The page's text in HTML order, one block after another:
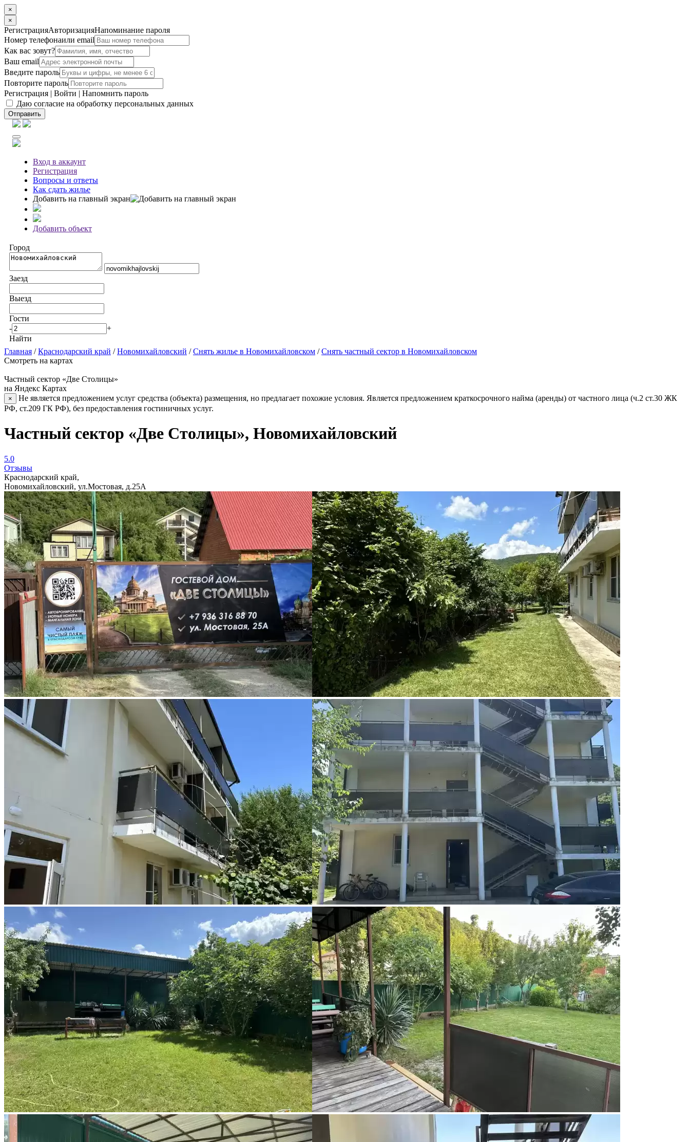
×
×
РегистрацияАвторизацияНапоминание пароля
Номер телефонаили email
Как вас зовут?
Ваш email
Введите пароль
Повторите пароль
Регистрация | Войти | Напомнить пароль
Даю согласие на обработку персональных данных
Отправить
Вход в аккаунт
Регистрация
Вопросы и ответы
Как сдать жилье
Добавить на главный экран
Добавить объект
Город
Заезд
Выезд
Гости
-
+
Найти
Главная /Краснодарский край /Новомихайловский /Снять жилье в Новомихайловском /Снять частный сектор в Новомихайловском
Смотреть на картах
Частный сектор «Две Столицы»
на Яндекс Картах
×
Не является предложением услуг средства (объекта) размещения, но предлагает похожие условия. Является предложением краткосрочного найма (аренды) от частного лица (ч.2 ст.30 ЖК
РФ, ст.209 ГК РФ), без предоставления гостиничных услуг.
Частный сектор «Две Столицы», Новомихайловский
5.0
Отзывы
Краснодарский край,
Новомихайловский, ул.Мостовая, д.25А